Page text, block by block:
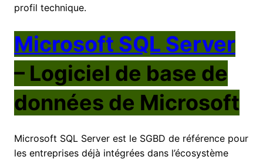
profil technique.
Microsoft SQL Server
– Logiciel de base de
données de Microsoft
Microsoft SQL Server est le SGBD de référence pour
les entreprises déjà intégrées dans l’écosystème